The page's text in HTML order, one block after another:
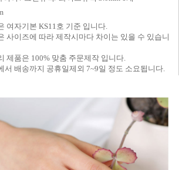
여자기본 KS11호 기준 입니다.
사이즈에 따라 제작시마다 차이는 있을 수 있습니
제품은 100% 맞춤 주문제작 입니다.
서 배송까지 공휴일제외 7~9일 정도 소요됩니다.